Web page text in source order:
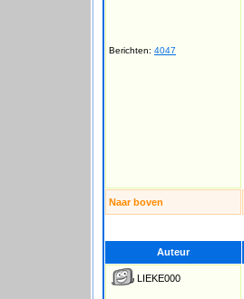
Berichten: 4047
Naar boven
Auteur
LIEKE000